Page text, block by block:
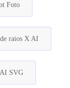
Foto
raios X AI
SVG